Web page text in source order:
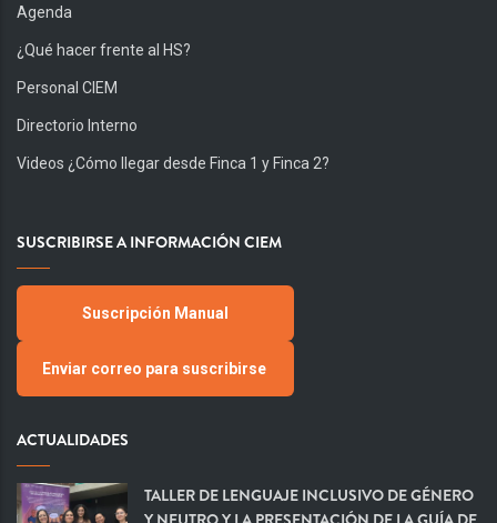
Agenda
¿Qué hacer frente al HS?
Personal CIEM
Directorio Interno
Videos ¿Cómo llegar desde Finca 1 y Finca 2?
SUSCRIBIRSE A INFORMACIÓN CIEM
Suscripción Manual
Enviar correo para suscribirse
ACTUALIDADES
TALLER DE LENGUAJE INCLUSIVO DE GÉNERO